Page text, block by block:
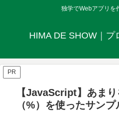
独学でWebアプリを
HIMA DE SHOW｜プ
PR
【JavaScript】あま
（%）を使ったサン